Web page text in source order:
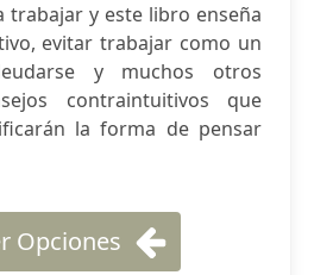
trabajar y este libro enseña
evitar trabajar como un
y muchos otros
contraintuitivos que
la forma de pensar
Opciones